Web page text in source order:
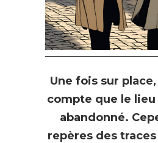
Une fois sur
compte que le
abandonné.
repères des